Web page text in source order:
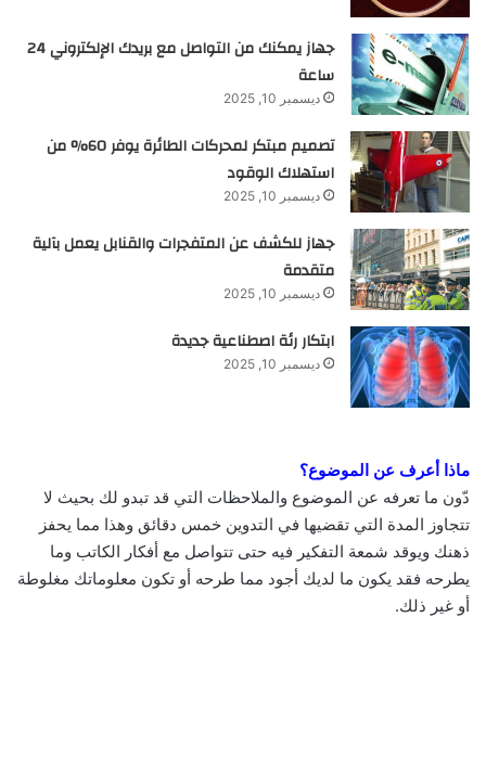
جهاز يمكنك من التواصل مع بريدك الإلكتروني 24
ساعة
ديسمبر 10, 2025
تصميم مبتكر لمحركات الطائرة يوفر 60% من
استهلاك الوقود
ديسمبر 10, 2025
جهاز للكشف عن المتفجرات والقنابل يعمل بآلية
متقدمة
ديسمبر 10, 2025
ابتكار رئة اصطناعية جديدة
ديسمبر 10, 2025
ماذا أعرف عن الموضوع؟
دّون ما تعرفه عن الموضوع والملاحظات التي قد تبدو لك بحيث لا
تتجاوز المدة التي تقضيها في التدوين خمس دقائق وهذا مما يحفز
ذهنك ويوقد شمعة التفكير فيه حتى تتواصل مع أفكار الكاتب وما
يطرحه فقد يكون ما لديك أجود مما طرحه أو تكون معلوماتك مغلوطة
أو غير ذلك.